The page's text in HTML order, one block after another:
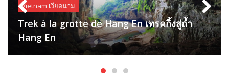
Vietnam เวียดนาม
Trek à la grotte de Hang En เทรคกิ้งสู่ถ้ำ
Hang En
Partie III Descente à la péninsule de
Snæfellsnes ตอน 3 ลงสู่คาบสมุทร
Snæfellsnes
Islande ไอซ์แลนด์
Partie II Des fjords de l’Est au Nord ตอน 2
จากฟยอร์ดตะวันออกสู่ทางเหนือ
Previous Next